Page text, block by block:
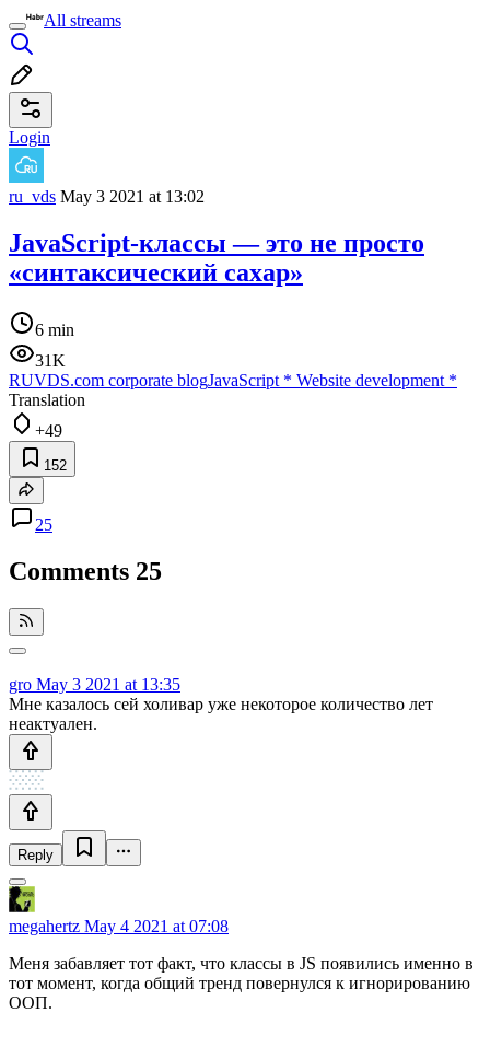
All streams
Login
ru_vds May 3 2021 at 13:02
JavaScript-классы — это не просто
«синтаксический сахар»
6 min
31K
RUVDS.com corporate blogJavaScript * Website development *
Translation
+49
152
25
Comments 25
gro May 3 2021 at 13:35
Мне казалось сей холивар уже некоторое количество лет
неактуален.
Reply
megahertz May 4 2021 at 07:08
Меня забавляет тот факт, что классы в JS появились именно в
тот момент, когда общий тренд повернулся к игнорированию
ООП.